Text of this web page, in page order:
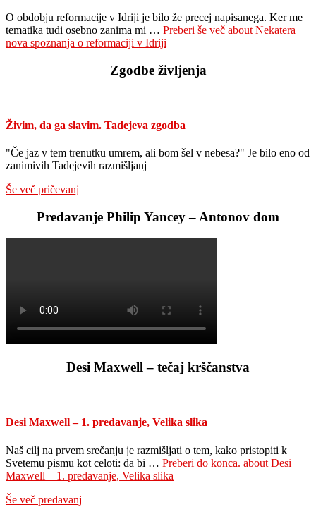
O obdobju reformacije v Idriji je bilo že precej napisanega. Ker me
tematika tudi osebno zanima mi … Preberi še več about Nekatera
nova spoznanja o reformaciji v Idriji
Zgodbe življenja
Živim, da ga slavim. Tadejeva zgodba
"Če jaz v tem trenutku umrem, ali bom šel v nebesa?" Je bilo eno od
zanimivih Tadejevih razmišljanj
Še več pričevanj
Predavanje Philip Yancey – Antonov dom
Desi Maxwell – tečaj krščanstva
Desi Maxwell – 1. predavanje, Velika slika
Naš cilj na prvem srečanju je razmišljati o tem, kako pristopiti k
Svetemu pismu kot celoti: da bi … Preberi do konca. about Desi
Maxwell – 1. predavanje, Velika slika
Še več predavanj